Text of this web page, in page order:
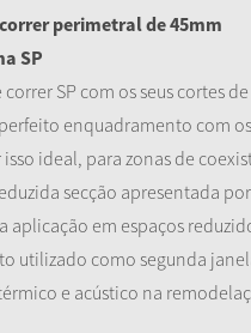
perimetral de 45mm
SP
correr SP com os seus cortes
enquadramento com
ideal, para zonas de
secção apresentada
aplicação em espaços
utilizado como segunda
e acústico na